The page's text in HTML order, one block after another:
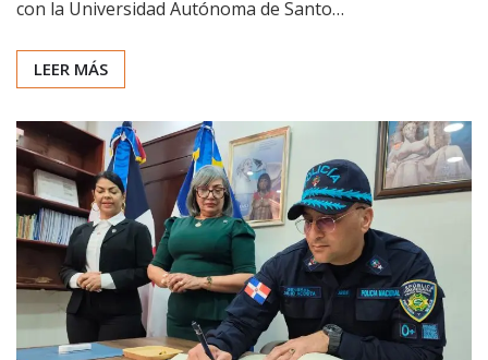
con la Universidad Autónoma de Santo…
LEER MÁS